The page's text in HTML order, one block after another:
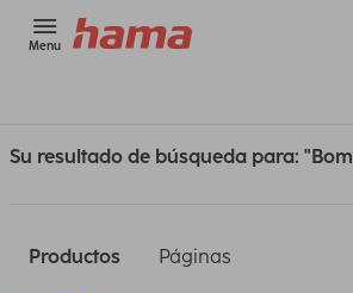
Menu
Su resultado de búsqueda para:
Productos Páginas